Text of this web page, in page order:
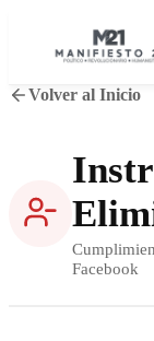
Volver al Inicio
Facebook